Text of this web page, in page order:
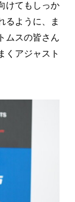
けてもしっか
るように、ま
ムスの皆さん
くアジャスト